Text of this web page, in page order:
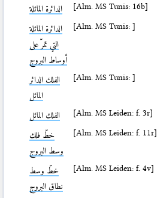
الدائرة المائلة [Alm. MS Tunis: 16b]
الدائرة المائلة
التي تمرّ على
أوساط البروج
[Alm. MS Tunis: ]
الفلك الدائر
المائل
[Alm. MS Tunis: ]
الفلك المائل [Alm. MS Leiden: f. 3r]
خطّ فلك
وسط البروج
[Alm. MS Leiden: f. 11r]
خطّ وسط
نطاق البروج
[Alm. MS Leiden: f. 4v]